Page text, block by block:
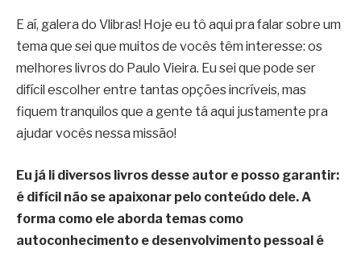
E aí, galera do Vlibras! Hoje eu tô aqui pra falar sobre um
tema que sei que muitos de vocês têm interesse: os
melhores livros do Paulo Vieira. Eu sei que pode ser
difícil escolher entre tantas opções incríveis, mas
fiquem tranquilos que a gente tá aqui justamente pra
ajudar vocês nessa missão!
Eu já li diversos livros desse autor e posso garantir:
é difícil não se apaixonar pelo conteúdo dele. A
forma como ele aborda temas como
autoconhecimento e desenvolvimento pessoal é